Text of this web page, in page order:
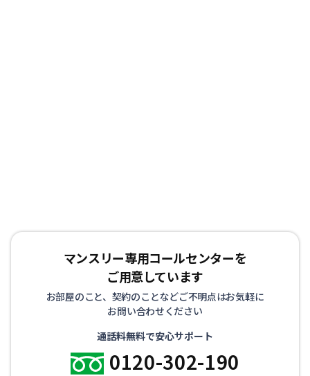
マンスリー専用コールセンターを
ご用意しています
お部屋のこと、契約のことなどご不明点はお気軽に
お問い合わせください
通話料無料で安心サポート
0120-302-190